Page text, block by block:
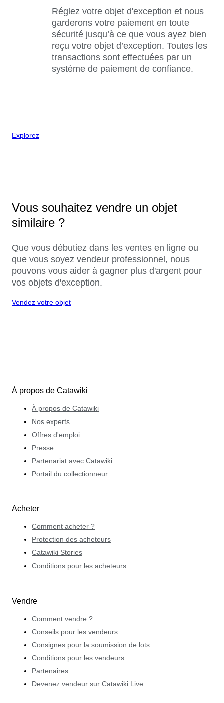
Réglez votre objet d'exception et nous
garderons votre paiement en toute
sécurité jusqu’à ce que vous ayez bien
reçu votre objet d’exception. Toutes les
transactions sont effectuées par un
système de paiement de confiance.
Explorez
Vous souhaitez vendre un objet
similaire ?
Que vous débutiez dans les ventes en ligne ou
que vous soyez vendeur professionnel, nous
pouvons vous aider à gagner plus d'argent pour
vos objets d'exception.
Vendez votre objet
À propos de Catawiki
À propos de Catawiki
Nos experts
Offres d'emploi
Presse
Partenariat avec Catawiki
Portail du collectionneur
Acheter
Comment acheter ?
Protection des acheteurs
Catawiki Stories
Conditions pour les acheteurs
Vendre
Comment vendre ?
Conseils pour les vendeurs
Consignes pour la soumission de lots
Conditions pour les vendeurs
Partenaires
Devenez vendeur sur Catawiki Live